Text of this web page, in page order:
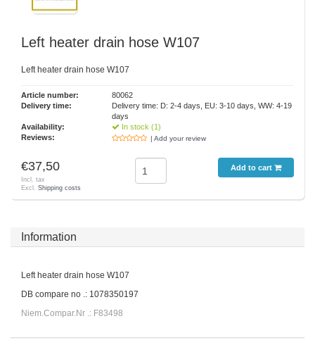
Left heater drain hose W107
Left heater drain hose W107
Article number:
80062
Delivery time:
Delivery time: D: 2-4 days, EU: 3-10 days, WW: 4-19
days
Availability:
In stock (1)
Reviews:
| Add your review
€37,50
Incl. tax
Excl. Shipping costs
Add to cart
Information
Left heater drain hose W107
DB compare no .: 1078350197
Niem.Compar.Nr .: F83498